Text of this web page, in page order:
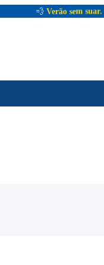
💨 Verão sem suar.